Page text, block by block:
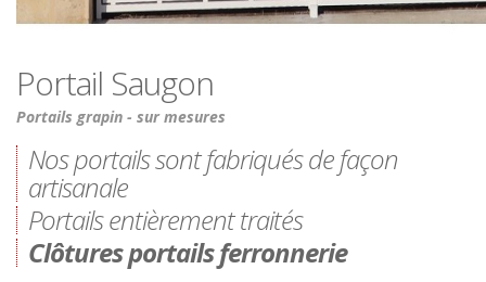
Portail Saugon
Portails grapin - sur mesures
Nos portails sont fabriqués de façon
artisanale
Portails entièrement traités
Clôtures portails ferronnerie